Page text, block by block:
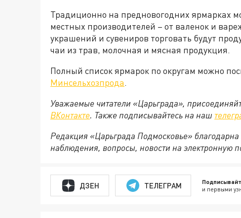
Традиционно на предновогодних ярмарках
местных производителей – от валенок и
украшений и сувениров торговать будут
чаи из трав, молочная и мясная продукция.
Полный список ярмарок по округам можно
Минсельхозпрода.
Уважаемые читатели «Царьграда»,
ВКонтакте. Также подписывайтесь на наш
Редакция «Царьграда Подмосковье»
наблюдения, вопросы, новости на электронную
ДЗЕН ТЕЛЕГРАМ и первыми